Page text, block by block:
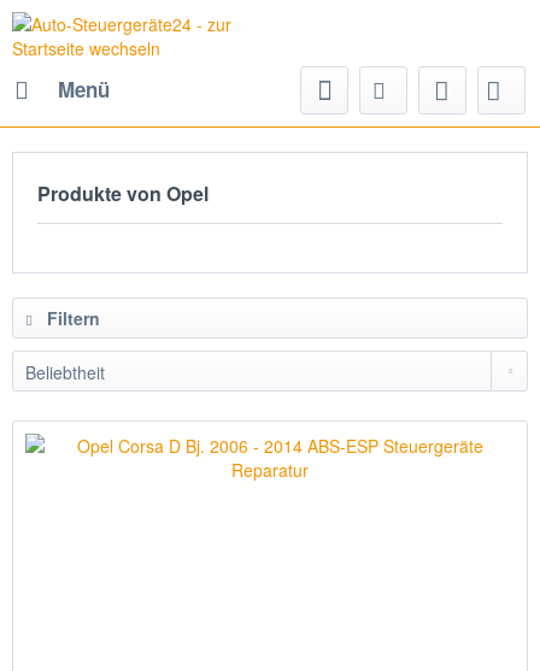
Menü
Produkte von Opel
Filtern